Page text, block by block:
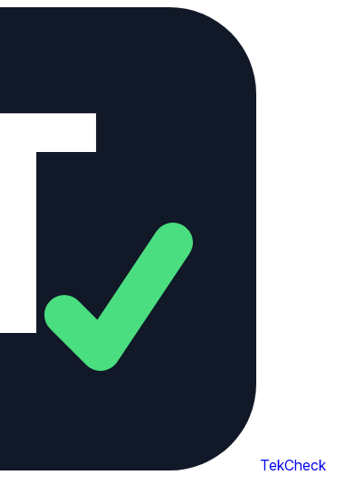
TekCheck